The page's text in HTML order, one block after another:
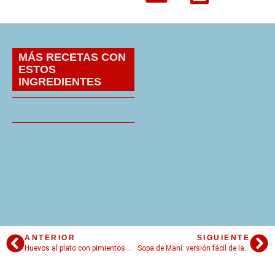
MÁS RECETAS CON
ESTOS
INGREDIENTES
ANTERIOR
Huevos al plato con pimientos morrones: la auténtica huevada
SIGUIENTE
Sopa de Maní: versión fácil de la famosa sopa de Elba